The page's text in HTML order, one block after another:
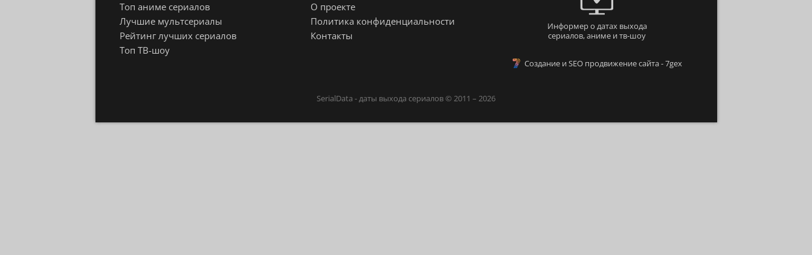
Топ аниме сериалов
Лучшие мультсериалы
Рейтинг лучших сериалов
Топ ТВ-шоу
О проекте
Политика конфиденциальности
Контакты
Информер о датах выхода
сериалов, аниме и тв-шоу
Создание и SEO продвижение сайта - 7gex
SerialData - даты выхода сериалов © 2011 – 2026